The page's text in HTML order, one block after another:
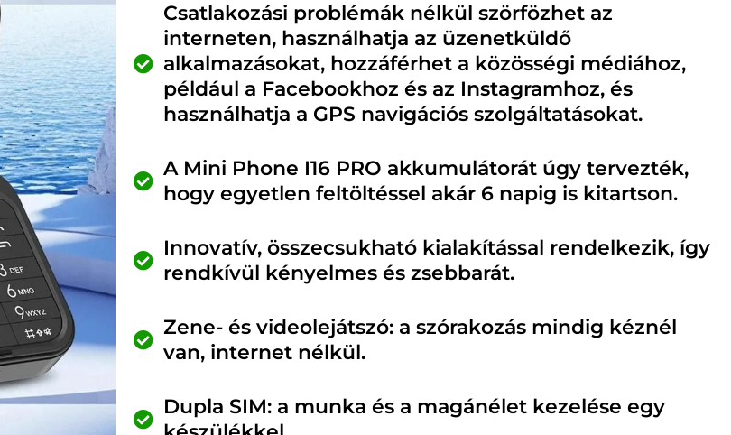
Csatlakozási problémák nélkül szörfözhet az
interneten, használhatja az üzenetküldő
alkalmazásokat, hozzáférhet a közösségi médiához,
például a Facebookhoz és az Instagramhoz, és
használhatja a GPS navigációs szolgáltatásokat.
A Mini Phone I16 PRO akkumulátorát úgy tervezték,
hogy egyetlen feltöltéssel akár 6 napig is kitartson.
Innovatív, összecsukható kialakítással rendelkezik, így
rendkívül kényelmes és zsebbarát.
Zene- és videolejátszó: a szórakozás mindig kéznél
van, internet nélkül.
Dupla SIM: a munka és a magánélet kezelése egy